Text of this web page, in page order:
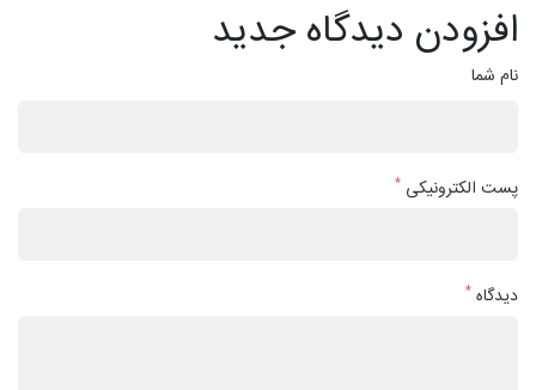
افزودن دیدگاه جدید
نام شما
پست الکترونیکی *
دیدگاه *